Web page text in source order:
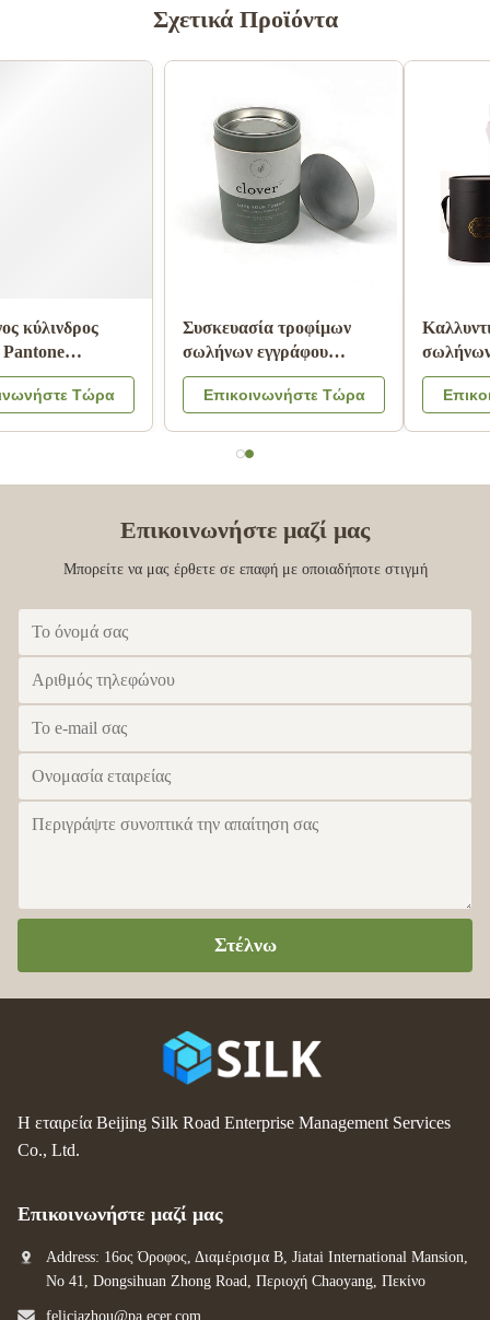
Σχετικά Προϊόντα
Ζαρωμένος κύλινδρος
σωλήνας Pantone
εγγράφου που τυπώνει την
ακίνδυνη για τα παιδιά
Επικοινωνήστε Τώρα
Συσκευασία τροφίμων
σωλήνων εγγράφου
χαρτονιού με το λογότυπο
χρώματος καπακιών
CMYK μετάλλων που
Επικοινωνήστε Τώρα
Επικοινωνήστε μαζί μας
Μπορείτε να μας έρθετε σε επαφή με οποιαδήποτε στιγμή
Στέλνω
Η εταιρεία Beijing Silk Road Enterprise Management Services
Co., Ltd.
Επικοινωνήστε μαζί μας
Address: 16ος Όροφος, Διαμέρισμα Β, Jiatai International Mansion,
No 41, Dongsihuan Zhong Road, Περιοχή Chaoyang, Πεκίνο
feliciazhou@pa.ecer.com